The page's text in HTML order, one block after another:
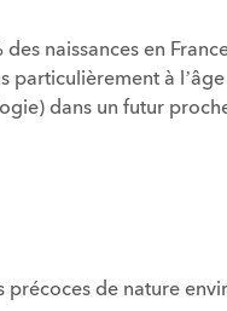
naissances en
à
dans un futur
précoces de nature